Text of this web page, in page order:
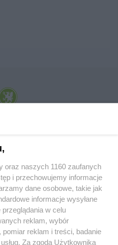
Internetowy Serwis Informacyjny Miasta
HOSTING
RSS FACEBOOK KONTAKT
oraz naszych 1160 zaufanych
i przechowujemy informacje
dane osobowe, takie jak
informacje wysyłane
w celu
reklam, wybór
reklam i treści, badanie
Za zgodą Użytkownika